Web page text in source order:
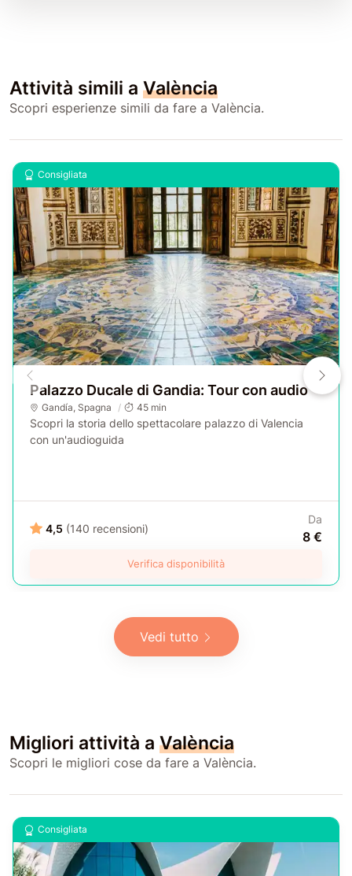
Attività simili a València
Scopri esperienze simili da fare a València.
Consigliata
Palazzo Ducale di Gandia: Tour con audio
Gandía Spagna 45 min
Scopri la storia dello spettacolare palazzo di Valencia
con un'audioguida
4,5 (140 recensioni)
Da
8 €
Verifica disponibilità
Vedi tutto
Migliori attività a València
Scopri le migliori cose da fare a València.
Consigliata